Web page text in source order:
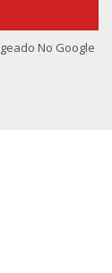
No Google
em razão de
de poste em
no chão do